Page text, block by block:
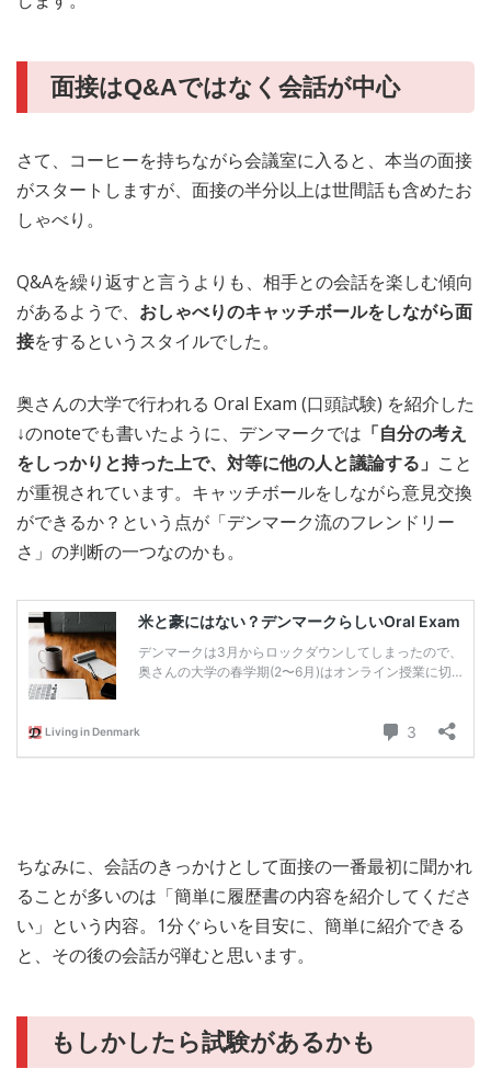
面接はQ&Aではなく会話が中心
さて、コーヒーを持ちながら会議室に入ると、本当の面接
がスタートしますが、面接の半分以上は世間話も含めたお
しゃべり。
Q&Aを繰り返すと言うよりも、相手との会話を楽しむ傾向
があるようで、 おしゃべりのキャッチボールをしながら面
接をするというスタイルでした。
奥さんの大学で行われる Oral Exam (口頭試験) を紹介した
↓のnoteでも書いたように、デンマークでは 「自分の考え
をしっかりと持った上で、対等に他の人と議論する」 こと
が重視されています。キャッチボールをしながら意見交換
ができるか？という点が「デンマーク流のフレンドリー
さ」の判断の一つなのかも。
ちなみに、会話のきっかけとして面接の一番最初に聞かれ
ることが多いのは「簡単に履歴書の内容を紹介してくださ
い」という内容。1分ぐらいを目安に、簡単に紹介できる
と、その後の会話が弾むと思います。
もしかしたら試験があるかも